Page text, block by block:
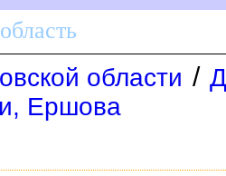
области /
Ершова